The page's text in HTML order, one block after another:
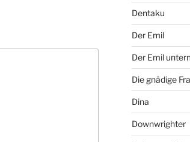
Dentaku
Der Emil
Der Emil
Die gnädige
Dina
Downwrighter